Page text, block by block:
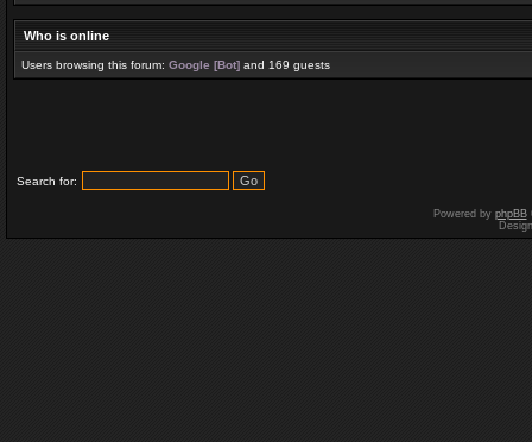
Who is online
Users browsing this forum: Google [Bot] and 169 guests
Search for:
Powered by phpBB